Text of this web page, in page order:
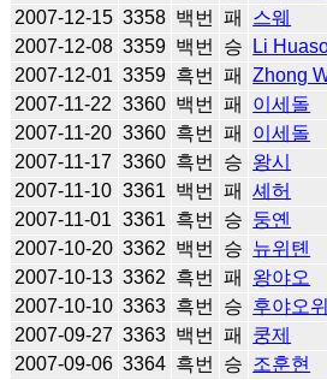
2007-12-15 3358 백번 패 스웨
2007-12-08 3359 백번 승 Li
2007-12-01 3359 흑번 패 Zhong
2007-11-22 3360 백번 패 이세돌
2007-11-20 3360 흑번 패 이세돌
2007-11-17 3360 흑번 승 왕시
2007-11-10 3361 백번 패 셰허
2007-11-01 3361 흑번 승 둥옌
2007-10-20 3362 백번 승 뉴위톈
2007-10-13 3362 흑번 패 왕야오
2007-10-10 3363 흑번 승 후야오위
2007-09-27 3363 백번 패 쿵제
2007-09-06 3364 흑번 승 조훈현